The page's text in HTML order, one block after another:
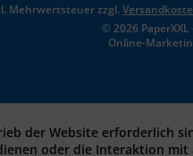
Mehrwertsteuer zzgl.
© 2026
Online-
der Website erforderlich
oder die Interaktion